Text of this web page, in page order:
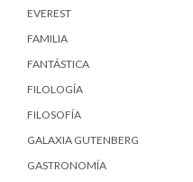
EVEREST
FAMILIA
FANTÁSTICA
FILOLOGÍA
FILOSOFÍA
GALAXIA GUTENBERG
GASTRONOMÍA